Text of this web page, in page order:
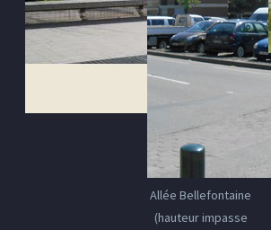
Allée Bellefontaine
(hauteur impasse